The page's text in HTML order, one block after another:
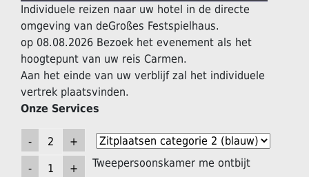
Individuele reizen naar uw hotel in de directe
omgeving van deGroßes Festspielhaus.
op 08.08.2026 Bezoek het evenement als het
hoogtepunt van uw reis Carmen.
Aan het einde van uw verblijf zal het individuele
vertrek plaatsvinden.
Onze Services
Tweepersoonskamer me ontbijt